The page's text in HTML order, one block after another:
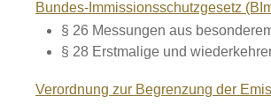
Bundes-Immissionsschutzgesetz
§ 26 Messungen aus
§ 28 Erstmalige und
Verordnung zur Begrenzung der